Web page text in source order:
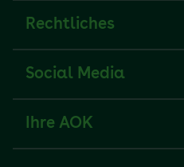
Rechtliches
Social Media
Ihre AOK